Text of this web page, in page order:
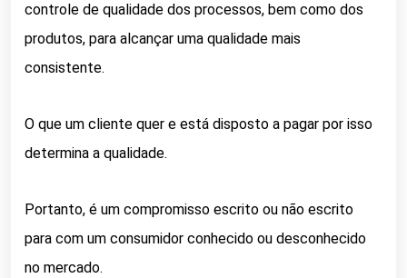
controle de qualidade dos processos, bem como dos
produtos, para alcançar uma qualidade mais
consistente.
O que um cliente quer e está disposto a pagar por isso
determina a qualidade.
Portanto, é um compromisso escrito ou não escrito
para com um consumidor conhecido ou desconhecido
no mercado.